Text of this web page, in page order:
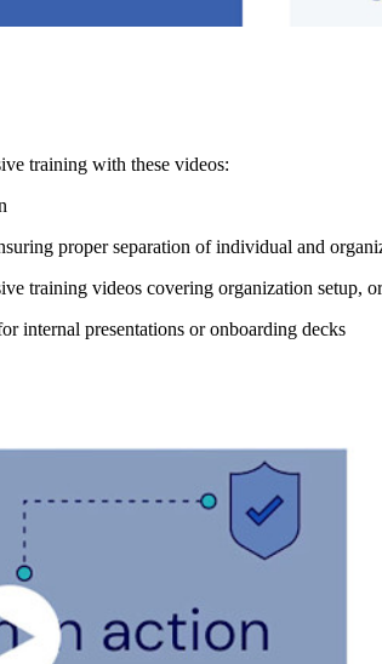
training with these videos:
proper separation of individual and
training videos covering organization setup,
internal presentations or onboarding decks